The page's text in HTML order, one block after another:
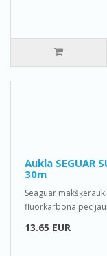
Aukla SEGUAR
30m
Seaguar
fluorkarbona pēc
13.65 EUR